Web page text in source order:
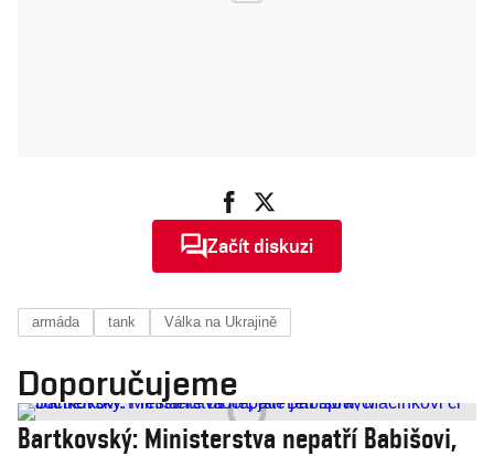
Začít diskuzi
armáda tank Válka na Ukrajině
Doporučujeme
Bartkovský: Ministerstva nepatří Babišovi,